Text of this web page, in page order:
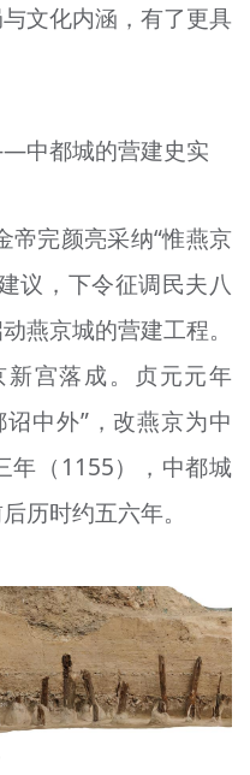
文化内涵，有了更具
中都城的营建史实
帝完颜亮采纳“惟燕京
议，下令征调民夫八
燕京城的营建工程。
宫落成。贞元元年
诏中外”，改燕京为中
年（1155），中都城
历时约五六年。